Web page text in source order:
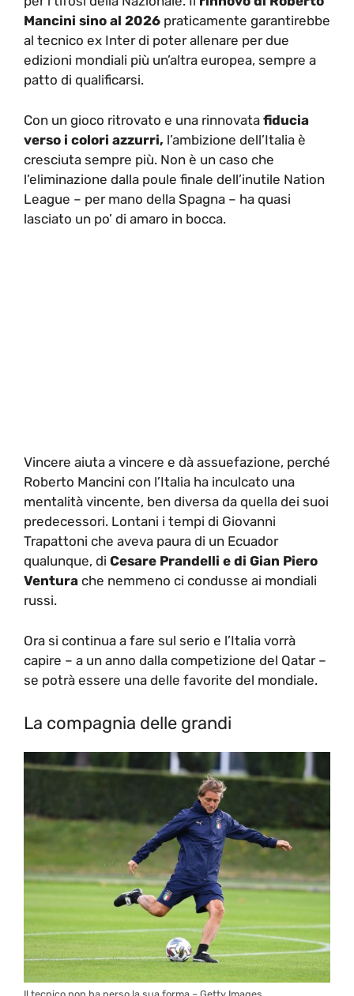
Mancini sino al 2026 praticamente garantirebbe
al tecnico ex Inter di poter allenare per due
edizioni mondiali più un’altra europea, sempre a
patto di qualificarsi.
Con un gioco ritrovato e una rinnovata fiducia
verso i colori azzurri, l’ambizione dell’Italia è
cresciuta sempre più. Non è un caso che
l’eliminazione dalla poule finale dell’inutile Nation
League – per mano della Spagna – ha quasi
lasciato un po’ di amaro in bocca.
Vincere aiuta a vincere e dà assuefazione, perché
Roberto Mancini con l’Italia ha inculcato una
mentalità vincente, ben diversa da quella dei suoi
predecessori. Lontani i tempi di Giovanni
Trapattoni che aveva paura di un Ecuador
qualunque, di Cesare Prandelli e di Gian Piero
Ventura che nemmeno ci condusse ai mondiali
russi.
Ora si continua a fare sul serio e l’Italia vorrà
capire – a un anno dalla competizione del Qatar –
se potrà essere una delle favorite del mondiale.
La compagnia delle grandi